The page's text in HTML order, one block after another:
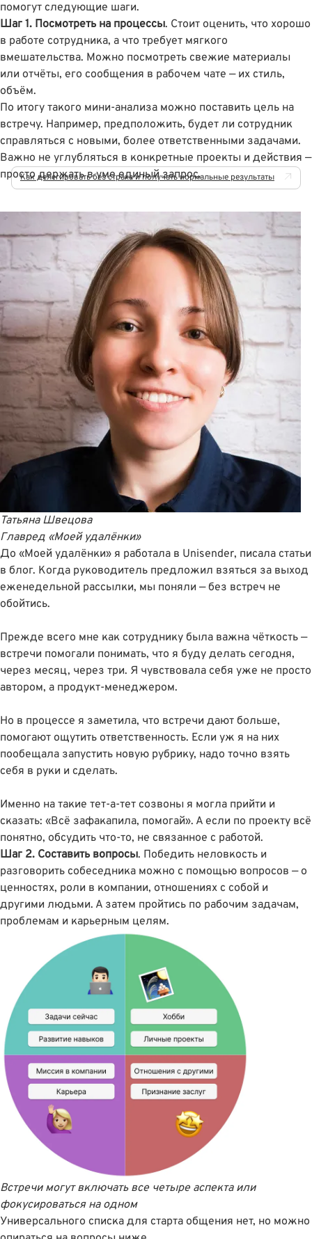
помогут следующие шаги.
Шаг 1. Посмотреть на процессы. Стоит оценить, что хорошо
в работе сотрудника, а что требует мягкого
вмешательства. Можно посмотреть свежие материалы
или отчёты, его сообщения в рабочем чате — их стиль,
объём.
По итогу такого мини-анализа можно поставить цель на
встречу. Например, предположить, будет ли сотрудник
справляться с новыми, более ответственными задачами.
Важно не углубляться в конкретные проекты и действия —
просто держать в уме единый запрос.
Как делегировать без страха и получать нормальные результаты
Татьяна Швецова
Главред «Моей удалёнки»
До «Моей удалёнки» я работала в Unisender, писала статьи
в блог. Когда руководитель предложил взяться за выход
еженедельной рассылки, мы поняли — без встреч не
обойтись.
Прежде всего мне как сотруднику была важна чёткость —
встречи помогали понимать, что я буду делать сегодня,
через месяц, через три. Я чувствовала себя уже не просто
автором, а продукт-менеджером.
Но в процессе я заметила, что встречи дают больше,
помогают ощутить ответственность. Если уж я на них
пообещала запустить новую рубрику, надо точно взять
себя в руки и сделать.
Именно на такие тет-а-тет созвоны я могла прийти и
сказать: «Всё зафакапила, помогай». А если по проекту всё
понятно, обсудить что-то, не связанное с работой.
Шаг 2. Составить вопросы. Победить неловкость и
разговорить собеседника можно с помощью вопросов — о
ценностях, роли в компании, отношениях с собой и
другими людьми. А затем пройтись по рабочим задачам,
проблемам и карьерным целям.
Встречи могут включать все четыре аспекта или
фокусироваться на одном
Универсального списка для старта общения нет, но можно